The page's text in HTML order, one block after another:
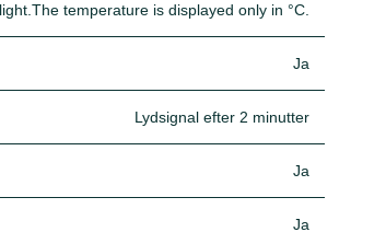
temperature is displayed only in °C.
Ja
Lydsignal efter 2 minutter
Ja
Ja